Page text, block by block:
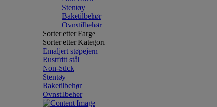
Stentøy
Baketilbehør
Ovnstilbehør
Sorter etter Farge
Sorter etter Kategori
Emaljert støpejern
Rustfritt stål
Non-Stick
Stentøy
Baketilbehør
Ovnstilbehør